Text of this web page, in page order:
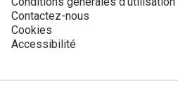
Contactez-nous
Cookies
Accessibilité